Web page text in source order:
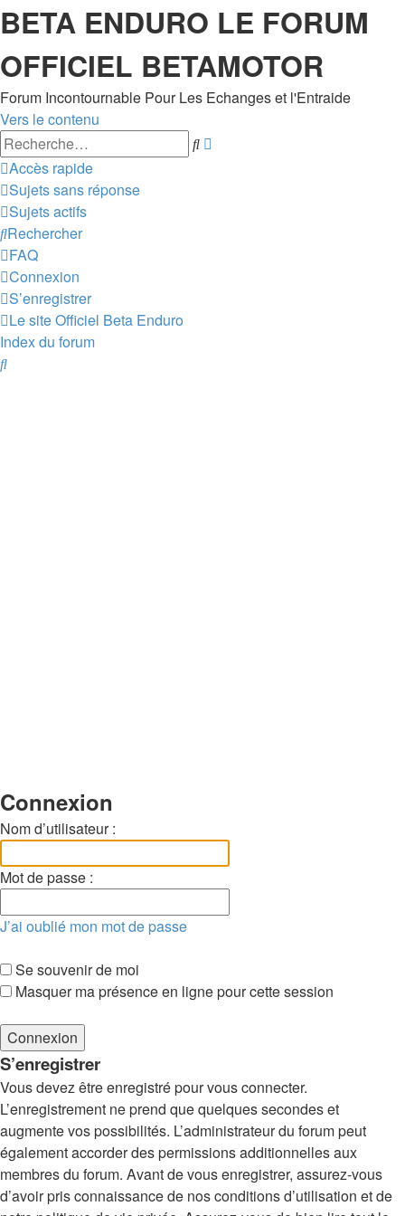
BETA ENDURO LE FORUM
OFFICIEL BETAMOTOR
Forum Incontournable Pour Les Echanges et l'Entraide
Vers le contenu
Rechercher
Accès rapide
Sujets sans réponse
Sujets actifs
Rechercher
FAQ
Connexion
S’enregistrer
Le site Officiel Beta Enduro
Index du forum
Rechercher
Connexion
Nom d’utilisateur :
Mot de passe :
J’ai oublié mon mot de passe
Se souvenir de moi
Masquer ma présence en ligne pour cette session
S’enregistrer
Vous devez être enregistré pour vous connecter.
L’enregistrement ne prend que quelques secondes et
augmente vos possibilités. L’administrateur du forum peut
également accorder des permissions additionnelles aux
membres du forum. Avant de vous enregistrer, assurez-vous
d’avoir pris connaissance de nos conditions d’utilisation et de